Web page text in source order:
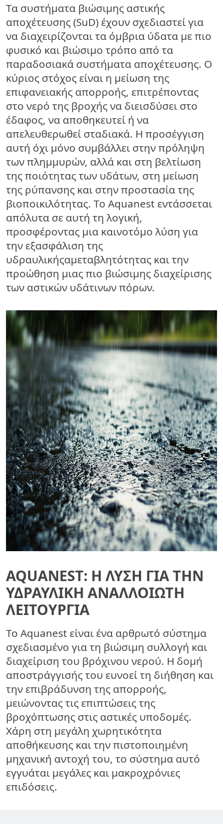
Τα συστήματα βιώσιμης αστικής
αποχέτευσης (SuD) έχουν σχεδιαστεί για
να διαχειρίζονται τα όμβρια ύδατα με πιο
φυσικό και βιώσιμο τρόπο από τα
παραδοσιακά συστήματα αποχέτευσης. Ο
κύριος στόχος είναι η μείωση της
επιφανειακής απορροής, επιτρέποντας
στο νερό της βροχής να διεισδύσει στο
έδαφος, να αποθηκευτεί ή να
απελευθερωθεί σταδιακά. Η προσέγγιση
αυτή όχι μόνο συμβάλλει στην πρόληψη
των πλημμυρών, αλλά και στη βελτίωση
της ποιότητας των υδάτων, στη μείωση
της ρύπανσης και στην προστασία της
βιοποικιλότητας. Το Aquanest εντάσσεται
απόλυτα σε αυτή τη λογική,
προσφέροντας μια καινοτόμο λύση για
την εξασφάλιση της
υδραυλικήςαμεταβλητότητας και την
προώθηση μιας πιο βιώσιμης διαχείρισης
των αστικών υδάτινων πόρων.
AQUANEST: Η ΛΎΣΗ ΓΙΑ ΤΗΝ
ΥΔΡΑΥΛΙΚΉ ΑΝΑΛΛΟΊΩΤΗ
ΛΕΙΤΟΥΡΓΊΑ
Το Aquanest είναι ένα αρθρωτό σύστημα
σχεδιασμένο για τη βιώσιμη συλλογή και
διαχείριση του βρόχινου νερού. Η δομή
αποστράγγισής του ευνοεί τη διήθηση και
την επιβράδυνση της απορροής,
μειώνοντας τις επιπτώσεις της
βροχόπτωσης στις αστικές υποδομές.
Χάρη στη μεγάλη χωρητικότητα
αποθήκευσης και την πιστοποιημένη
μηχανική αντοχή του, το σύστημα αυτό
εγγυάται μεγάλες και μακροχρόνιες
επιδόσεις.